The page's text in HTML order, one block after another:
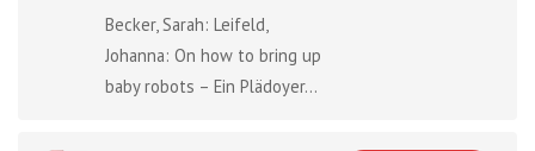
Becker, Sarah: Leifeld,
Johanna: On how to bring up
baby robots – Ein Plädoyer...